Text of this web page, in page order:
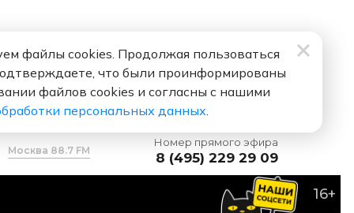
Москва 88.7 FM
Номер прямого эфира
8 (495) 229 29 09
16+
файлы cookies. Продолжая пользоваться
что были проинформированы
файлов cookies и согласны с нашими
персональных данных.